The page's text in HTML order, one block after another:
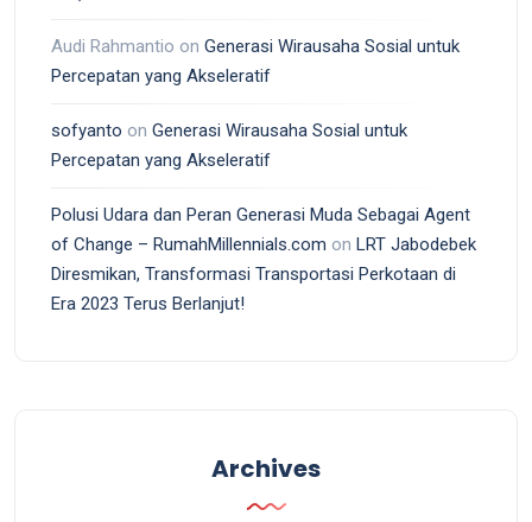
Audi Rahmantio on Generasi Wirausaha Sosial untuk
Percepatan yang Akseleratif
sofyanto on Generasi Wirausaha Sosial untuk
Percepatan yang Akseleratif
Polusi Udara dan Peran Generasi Muda Sebagai Agent
of Change – RumahMillennials.com on LRT Jabodebek
Diresmikan, Transformasi Transportasi Perkotaan di
Era 2023 Terus Berlanjut!
Archives